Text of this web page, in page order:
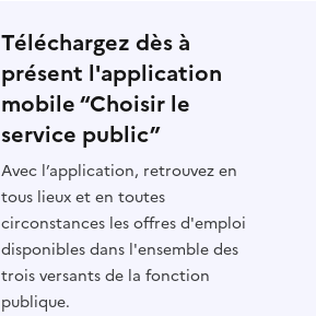
Téléchargez dès à
présent l'application
mobile “Choisir le
service public”
Avec l’application, retrouvez en
tous lieux et en toutes
circonstances les offres d'emploi
disponibles dans l'ensemble des
trois versants de la fonction
publique.